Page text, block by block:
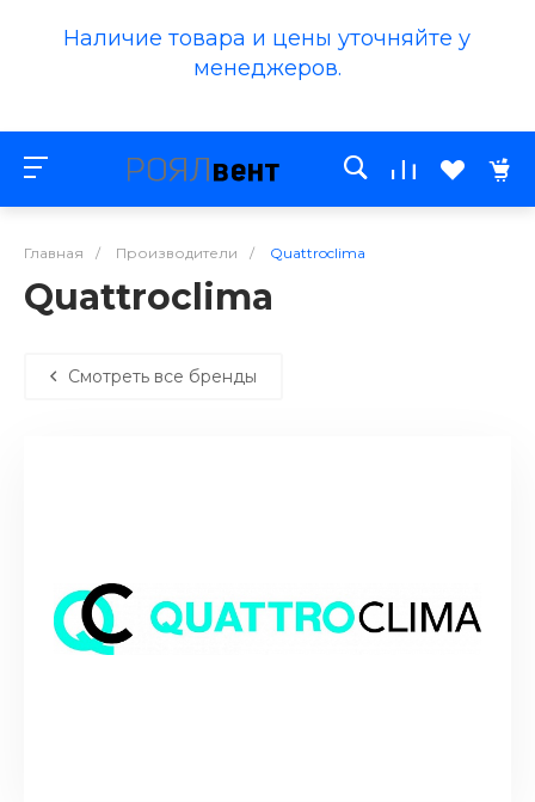
Наличие товара и цены уточняйте у
менеджеров.
Главная / Производители / Quattroclima
Quattroclima
Смотреть все бренды